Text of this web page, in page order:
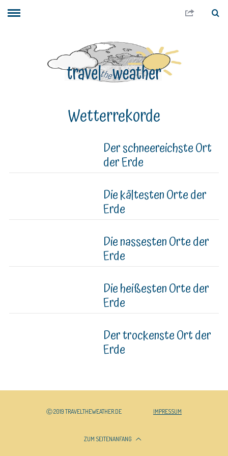
Wetterrekorde
Der schneereichste Ort
der Erde
Die kältesten Orte der
Erde
Die nassesten Orte der
Erde
Die heißesten Orte der
Erde
Der trockenste Ort der
Erde
Ⓒ 2019 TRAVELTHEWEATHER.DE IMPRESSUM
ZUM SEITENANFANG